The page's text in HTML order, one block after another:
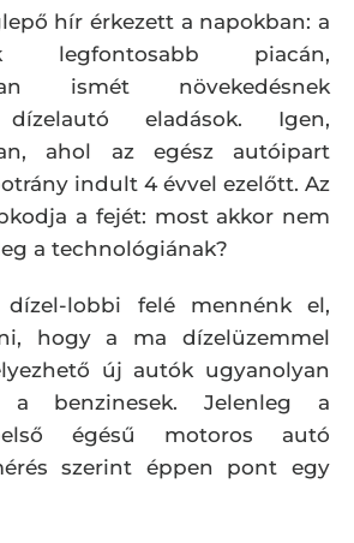
hír érkezett a napokban: a
legfontosabb piacán,
ismét növekedésnek
eladások. Igen,
ahol az egész autóipart
indult 4 évvel ezelőtt. Az
a fejét: most akkor nem
a technológiának?
lobbi felé mennénk el,
hogy a ma dízelüzemmel
új autók ugyanolyan
benzinesek. Jelenleg a
égésű motoros autó
szerint éppen pont egy